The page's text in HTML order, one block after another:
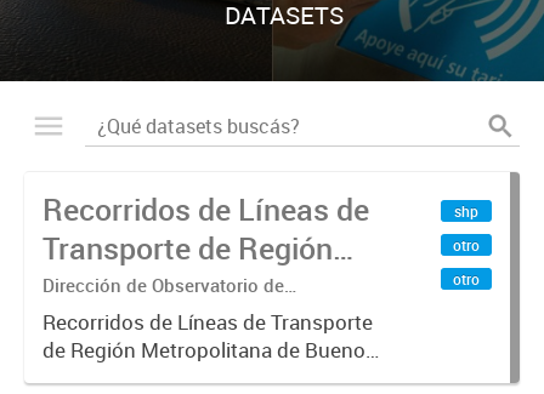
DATASETS
Recorridos de Líneas de
Transporte de Región
Metropolitana de
Buenos Aires (RMBA)
Dirección de Observatorio de
Transporte, Estudio y Sistemas
Recorridos de Líneas de Transporte
de Región Metropolitana de Buenos
Aires (RMBA).-
shp
otro
otro